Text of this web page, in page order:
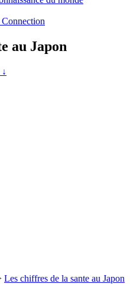
au Japon
Les chiffres de la sante au Japon